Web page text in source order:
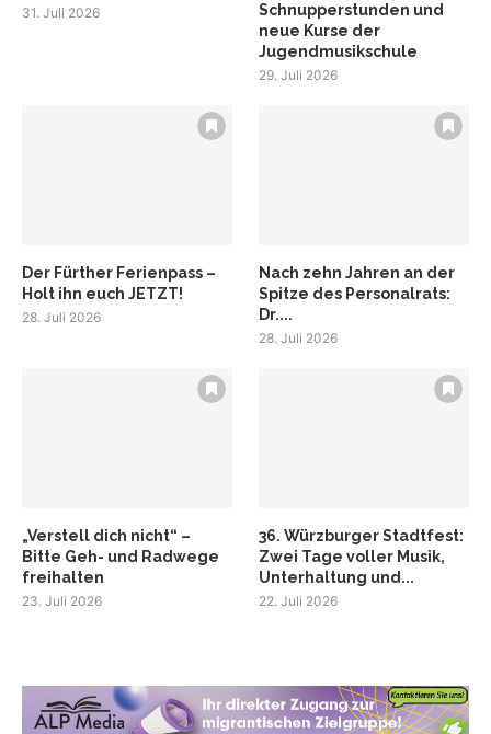
31. Juli 2026
Schnupperstunden und
neue Kurse der
Jugendmusikschule
29. Juli 2026
Der Fürther Ferienpass –
Holt ihn euch JETZT!
28. Juli 2026
Nach zehn Jahren an der
Spitze des Personalrats:
Dr....
28. Juli 2026
„Verstell dich nicht“ –
Bitte Geh- und Radwege
freihalten
23. Juli 2026
36. Würzburger Stadtfest:
Zwei Tage voller Musik,
Unterhaltung und...
22. Juli 2026